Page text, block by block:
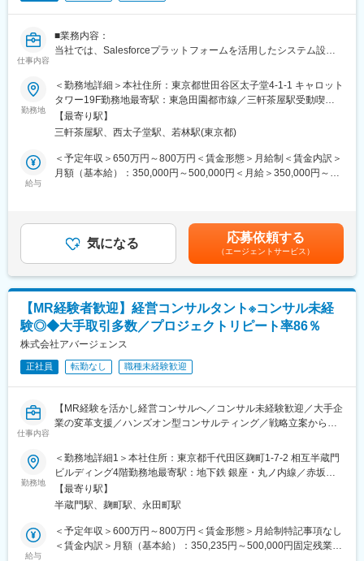
変更の範囲：会社の定める業務
■同社の特徴：
ェクトチームを結成し、顧客の経営課題にあらゆる角度から的確
なアドバイスを行い、企業のニーズに最適なコンサルティングを
提供します。
・チームコンサルティングを主眼に置いて企業支援を行っている
ため幅広い経験を積むことができます。
・スタッフ全員が「全体最適」の視点を持って仕事を行うため、
コミュニケーションのズレも防ぐことができています。そのため
変更の範囲：会社の定める業務
仕事内容
■業務内容：
当社では、Salesforceプラットフォームを活用したシステム設
す。
このポジションでは、Salesforceを中心としたクラウドソリュー
ションの構築や最適化を通じて、ビジネスプロセスの効率化と顧
客体験の向上に貢献していただきます。
■具体的には：
・Salesforceプラットフォームの設計、開発、および導入
・Salesforceと外部システムとの統合（API、ミドルウェア使用）
・マニュアル作成、操作指導
・定着支援、改善提案
り、プロジェクトには提案の上流工程から携われ、導入後の効果
分析・フォローまで幅広く関わるため、エンジニアとしてのスキ
ルを思う存分高めることができます。また、世界シェアNo.1
CRMのSalesforceをベースにしたシステム開発を行っていますの
■当社について：
人口減少や人材流動化によって従来の「属人的な営業」では成長
が難しくなっており、デジタル活用による生産性向上と迅速な市
リッジは「売上拡大の仕組み化」と「DX人材育成」のサポートを
通じて、クライアントのビジネス成長を後押ししています。
・各企業において待ったなしの「DX推進」のための人材育成。営
業プロセスをリレーするマーケティング、営業、カスタマーサク
運用とDX推進に必要な人材のリスキリング・育成にも注力してい
ます。
勤務地
＜勤務地詳細＞本社住所：東京都世田谷区太子堂4-1-1 キャロット
タワー19F勤務地最寄駅：東急田園都市線／三軒茶屋駅受動喫煙
対策：屋内全面禁煙
【最寄り駅】
三軒茶屋駅、西太子堂駅、若林駅(東京都)
給与
＜予定年収＞650万円～800万円＜賃金形態＞月給制＜賃金内訳＞
月額（基本給）：350,000円～500,000円＜月給＞350,000円～
1回賃金はあくまでも目安の金額であり、選考を通じて上下する可
能性があります。月給(月額)は固定手当を含めた表記です。
気になる 応募依頼する
（エージェントサービス）
【MR経験者歓迎】経営コンサルタント※コンサル未経
験◎◆大手取引多数／プロジェクトリピート率86％
株式会社アバージェンス
正社員 転勤なし 職種未経験歓迎
仕事内容
【MR経験を活かし経営コンサルへ／コンサル未経験歓迎／大手企
業の変革支援／ハンズオン型コンサルティング／戦略立案から実
成長／マネジメント力向上支援／実践型研修充実】
■業務内容：
戦略立案から現場への定着までクライアント企業に入り込み、組
織と人の行動変容を通じて「定量的な成果」を創出する実行支援
型コンサルティングをお任せします。
綺麗な戦略を描いて終わりにするファームではありません。 クラ
勤務地
＜勤務地詳細1＞本社住所：東京都千代田区麹町1-7-2 相互半蔵門
ビルディング4階勤務地最寄駅：地下鉄 銀座・丸ノ内線／赤坂見
附駅受動喫煙対策：敷地内喫煙可能場所あり＜勤務地詳細2＞常駐
先クライアント企業住所：全国 受動喫煙対策：その他（就業地に
【最寄り駅】
半蔵門駅、麹町駅、永田町駅
給与
＜予定年収＞600万円～800万円＜賃金形態＞月給制特記事項なし
＜賃金内訳＞月額（基本給）：350,235円～500,000円固定残業手